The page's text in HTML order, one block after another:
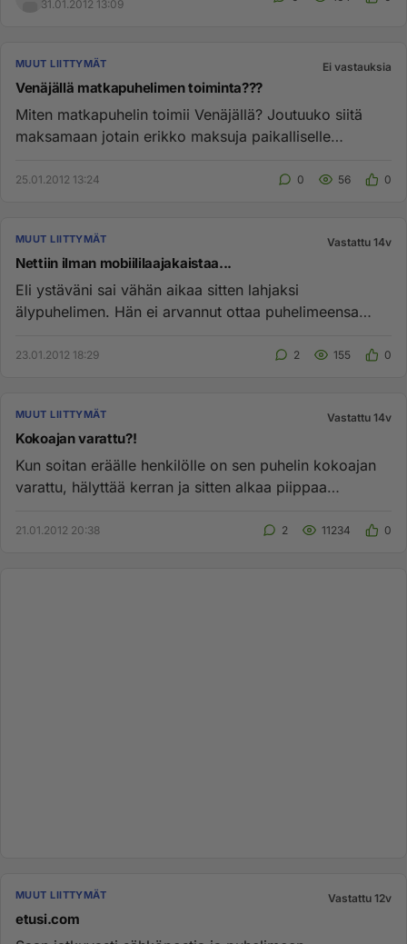
31.01.2012 13:09
MUUT LIITTYMÄT Ei vastauksia
Venäjällä matkapuhelimen toiminta???
Miten matkapuhelin toimii Venäjällä? Joutuuko siitä
maksamaan jotain erikko maksuja paikalliselle
25.01.2012 13:24 0 56 0
MUUT LIITTYMÄT Vastattu 14v
Nettiin ilman mobiililaajakaistaa...
Eli ystäväni sai vähän aikaa sitten lahjaksi
älypuhelimen. Hän ei arvannut ottaa puhelimeensa
23.01.2012 18:29 2 155 0
MUUT LIITTYMÄT Vastattu 14v
Kokoajan varattu?!
Kun soitan eräälle henkilölle on sen puhelin kokoajan
varattu, hälyttää kerran ja sitten alkaa piippaa
21.01.2012 20:38 2 11234 0
MUUT LIITTYMÄT Vastattu 12v
etusi.com